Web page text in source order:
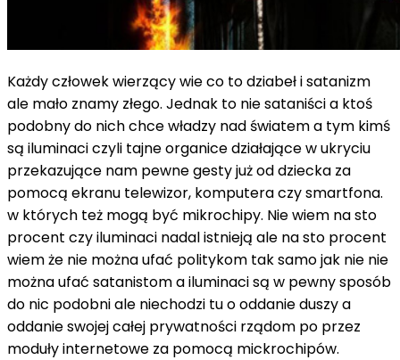
Każdy człowek wierzący wie co to dziabeł i satanizm
ale mało znamy złego. Jednak to nie sataniści a ktoś
podobny do nich chce władzy nad światem a tym kimś
są iluminaci czyli tajne organice działające w ukryciu
przekazujące nam pewne gesty już od dziecka za
pomocą ekranu telewizor, komputera czy smartfona.
w których też mogą być mikrochipy. Nie wiem na sto
procent czy iluminaci nadal istnieją ale na sto procent
wiem że nie można ufać politykom tak samo jak nie nie
można ufać satanistom a iluminaci są w pewny sposób
do nic podobni ale niechodzi tu o oddanie duszy a
oddanie swojej całej prywatności rządom po przez
moduły internetowe za pomocą mickrochipów.